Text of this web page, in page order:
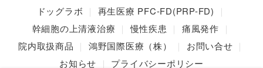
ドッグラボ
再生医療 PFC-FD(PRP-FD)
幹細胞の上清液治療
慢性疾患
痛風発作
院内取扱商品
鴻野国際医療（株）
お問い合せ
お知らせ
プライバシーポリシー